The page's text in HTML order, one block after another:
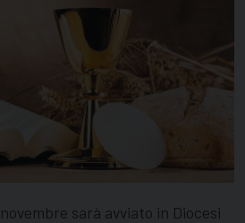
sarà avviato in Diocesi